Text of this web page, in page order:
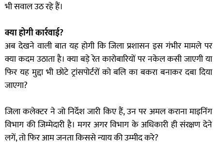
भी सवाल उठ रहे हैं।
क्या होगी कार्रवाई?
अब देखने वाली बात यह होगी कि जिला प्रशासन इस गंभीर मामले पर
क्या कदम उठाता है। क्या बड़े रेत कारोबारियों पर नकेल कसी जाएगी या
फिर यह मुद्दा भी छोटे ट्रांसपोर्टरों को बलि का बकरा बनाकर दबा दिया
जाएगा?
जिला कलेक्टर ने जो निर्देश जारी किए हैं, उन पर अमल कराना माइनिंग
विभाग की जिम्मेदारी है। मगर अगर विभाग के अधिकारी ही संरक्षण देने
लगें, तो फिर आम जनता किससे न्याय की उम्मीद करे?